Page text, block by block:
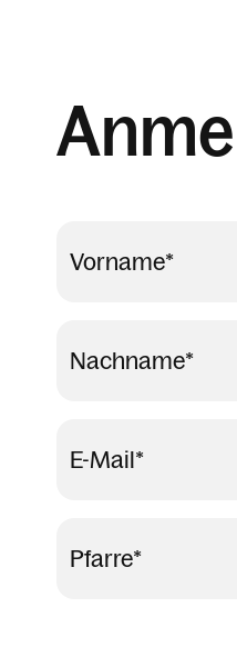
Vorname*
Nachname*
E-Mail*
Pfarre*